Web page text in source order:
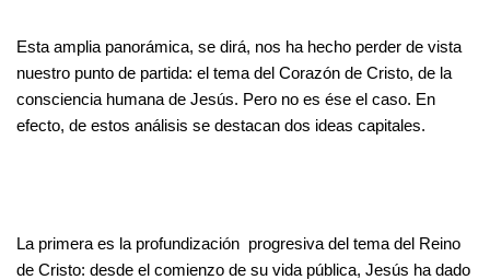
Esta amplia panorámica, se dirá, nos ha hecho perder de vista
nuestro punto de partida: el tema del Corazón de Cristo, de la
consciencia humana de Jesús. Pero no es ése el caso. En
efecto, de estos análisis se destacan dos ideas capitales.
La primera es la profundización progresiva del tema del Reino
de Cristo: desde el comienzo de su vida pública, Jesús ha dado